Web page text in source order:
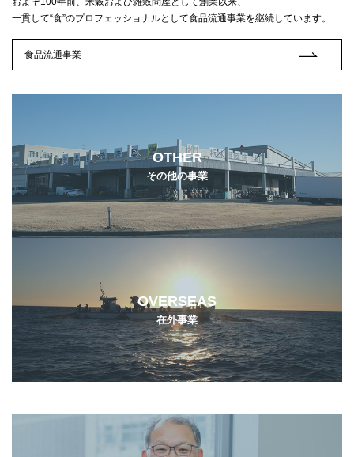
一貫して“食”のプロフェッショナルとして食品流通事業を継続しています。
食品流通事業
OTHER
その他の事業
OVERSEAS
在外事業